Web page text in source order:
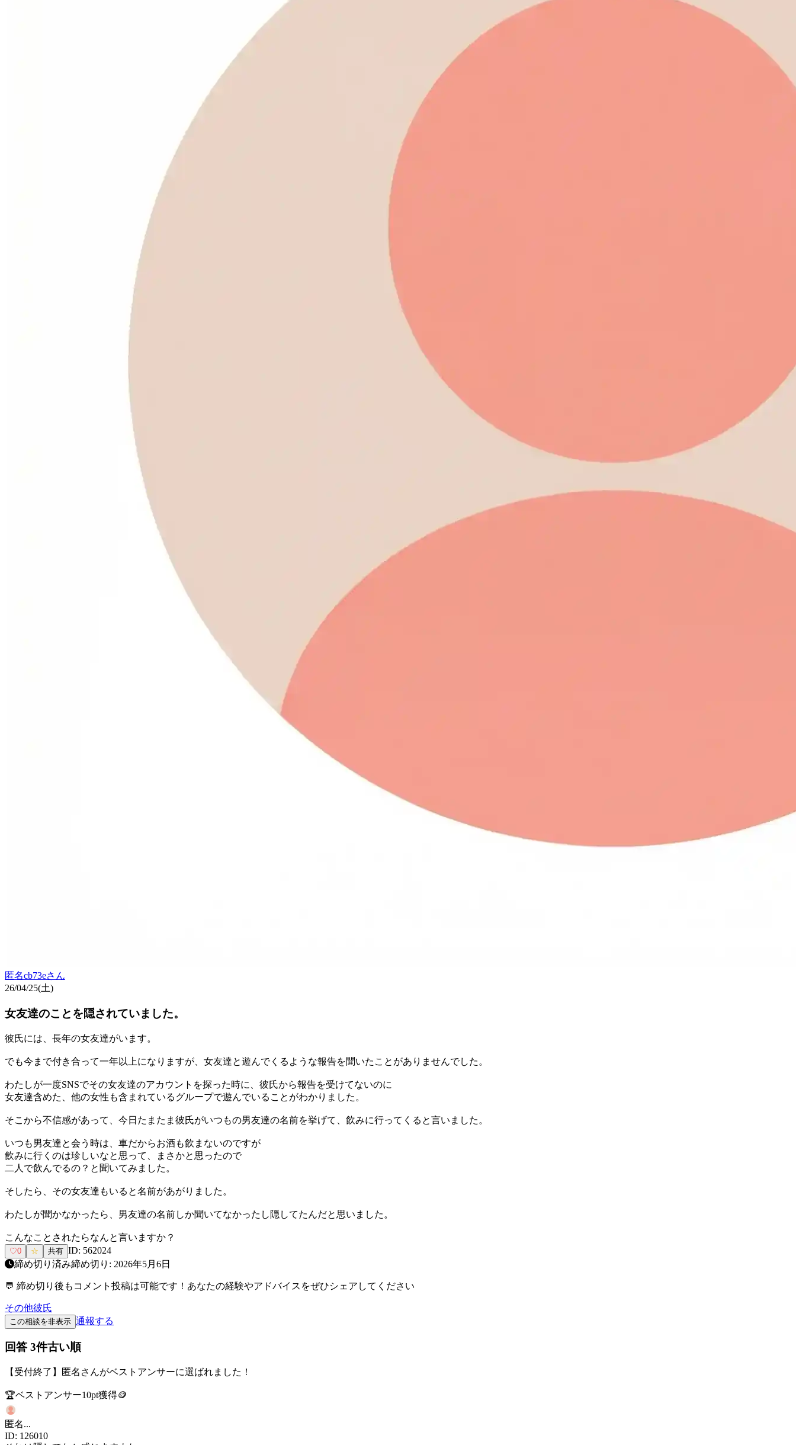
匿名cb73eさん
26/04/25(土)
女友達のことを隠されていました。
彼氏には、長年の女友達がいます。
でも今まで付き合って一年以上になりますが、女友達と遊んでくるような報告を聞いたことがありませんでした。
わたしが一度SNSでその女友達のアカウントを探った時に、彼氏から報告を受けてないのに
女友達含めた、他の女性も含まれているグループで遊んでいることがわかりました。
そこから不信感があって、今日たまたま彼氏がいつもの男友達の名前を挙げて、飲みに行ってくると言いました。
いつも男友達と会う時は、車だからお酒も飲まないのですが
飲みに行くのは珍しいなと思って、まさかと思ったので
二人で飲んでるの？と聞いてみました。
そしたら、その女友達もいると名前があがりました。
わたしが聞かなかったら、男友達の名前しか聞いてなかったし隠してたんだと思いました。
こんなことされたらなんと言いますか？
♡0 ☆ 共有 ID: 562024
締め切り済み締め切り: 2026年5月6日
💬 締め切り後もコメント投稿は可能です！あなたの経験やアドバイスをぜひシェアしてください
その他彼氏
この相談を非表示 通報する
回答 3件古い順
【受付終了】 匿名 さんがベストアンサーに選ばれました！
🏆ベストアンサー10pt獲得🪙
匿名...
ID: 126010